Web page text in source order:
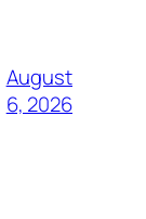
August
6, 2026